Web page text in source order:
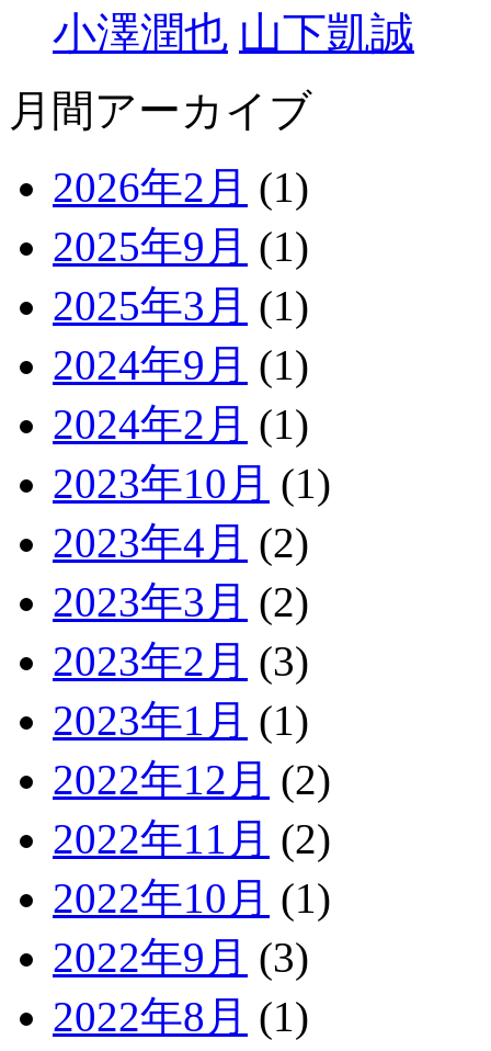
小澤潤也 山下凱誠
月間アーカイブ
2026年2月 (1)
2025年9月 (1)
2025年3月 (1)
2024年9月 (1)
2024年2月 (1)
2023年10月 (1)
2023年4月 (2)
2023年3月 (2)
2023年2月 (3)
2023年1月 (1)
2022年12月 (2)
2022年11月 (2)
2022年10月 (1)
2022年9月 (3)
2022年8月 (1)